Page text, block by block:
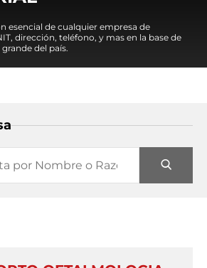
esencial de cualquier empresa de
dirección, teléfono, y mas en la base de
del país.